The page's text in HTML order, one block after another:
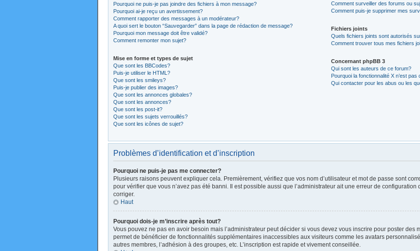
Pourquoi ne puis-je pas joindre des fichiers à mon message?
Pourquoi ai-je reçu un avertissement?
Comment rapporter des messages à un modérateur?
A quoi sert le bouton “Sauvegarder” dans la page de rédaction de message?
Pourquoi mon message doit être validé?
Comment remonter mon sujet?
Mise en forme et types de sujet
Que sont les BBCodes?
Puis-je utiliser le HTML?
Que sont les smileys?
Puis-je publier des images?
Que sont les annonces globales?
Que sont les annonces?
Que sont les post-it?
Que sont les sujets verrouillés?
Que sont les icônes de sujet?
Comment surveiller des forums ou
Comment puis-je supprimer mes
Fichiers joints
Quels fichiers joints sont autorisés
Comment trouver tous mes fichiers
Concernant phpBB 3
Qui sont les auteurs de ce forum?
Pourquoi la fonctionnalité X n’est pas
Qui contacter pour les abus ou les
Problèmes d’identification et d’inscription
Pourquoi ne puis-je pas me connecter?
Plusieurs raisons peuvent expliquer cela. Premièrement, vérifiez que vos nom d’utilisateur et mot de passe sont
pour vérifier que vous n’avez pas été banni. Il est possible aussi que l’administrateur ait une erreur de configuration
corriger.
Haut
Pourquoi dois-je m’inscrire après tout?
Vous pouvez ne pas en avoir besoin mais l’administrateur peut décider si vous devez vous inscrire pour poster des
permet de bénéficier de fonctionnalités supplémentaires inaccessibles aux visiteurs comme les avatars
autres membres, l’adhésion à des groupes, etc. L’inscription est rapide et vivement conseillée.